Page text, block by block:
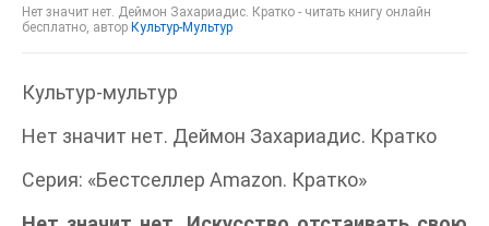
Нет значит нет. Деймон Захариадис. Кратко - читать книгу онлайн
бесплатно, автор Культур-Мультур
Культур-мультур
Нет значит нет. Деймон Захариадис. Кратко
Серия: «Бестселлер Amazon. Кратко»